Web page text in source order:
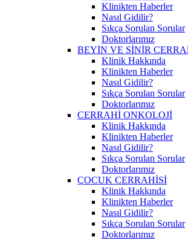
Klinikten Haberler
Nasıl Gidilir?
Sıkça Sorulan Sorular
Doktorlarımız
BEYİN VE SİNİR
Klinik Hakkında
Klinikten Haberler
Nasıl Gidilir?
Sıkça Sorulan Sorular
Doktorlarımız
CERRAHİ ONKOLOJİ
Klinik Hakkında
Klinikten Haberler
Nasıl Gidilir?
Sıkça Sorulan Sorular
Doktorlarımız
ÇOCUK CERRAHİSİ
Klinik Hakkında
Klinikten Haberler
Nasıl Gidilir?
Sıkça Sorulan Sorular
Doktorlarımız